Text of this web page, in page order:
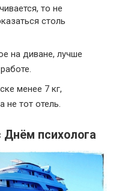
то не
столь
на диване, лучше
менее 7 кг,
не тот отель.
психолога